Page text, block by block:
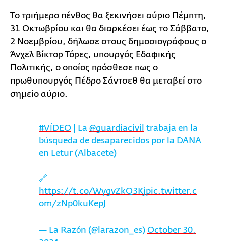
Το τριήμερο πένθος θα ξεκινήσει αύριο Πέμπτη,
31 Οκτωβρίου και θα διαρκέσει έως το Σάββατο,
2 Νοεμβρίου, δήλωσε στους δημοσιογράφους ο
Άνχελ Βίκτορ Τόρες, υπουργός Εδαφικής
Πολιτικής, ο οποίος πρόσθεσε πως ο
πρωθυπουργός Πέδρο Σάντσεθ θα μεταβεί στο
σημείο αύριο.
#VÍDEO | La @guardiacivil trabaja en la
búsqueda de desaparecidos por la DANA
en Letur (Albacete)
🔗
https://t.co/WygvZkQ3Kjpic.twitter.c
om/zNp0kuKepJ
— La Razón (@larazon_es) October 30,